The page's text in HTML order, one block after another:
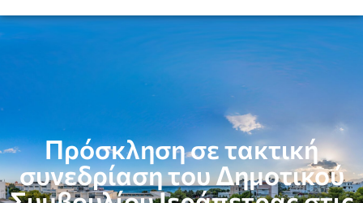
Πρόσκληση σε τακτική
συνεδρίαση του Δημοτικού